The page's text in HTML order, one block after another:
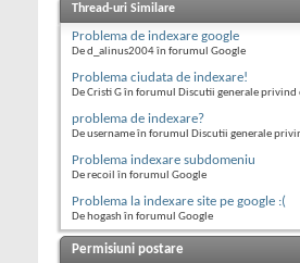
Thread-uri Similare
Problema de indexare google
De d_alinus2004 în forumul Google
Problema ciudata de indexare!
De Cristi G în forumul Discutii generale
problema de indexare?
De username în forumul Discutii generale
Problema indexare subdomeniu
De recoil în forumul Google
Problema la indexare site pe google :(
De hogash în forumul Google
Permisiuni postare